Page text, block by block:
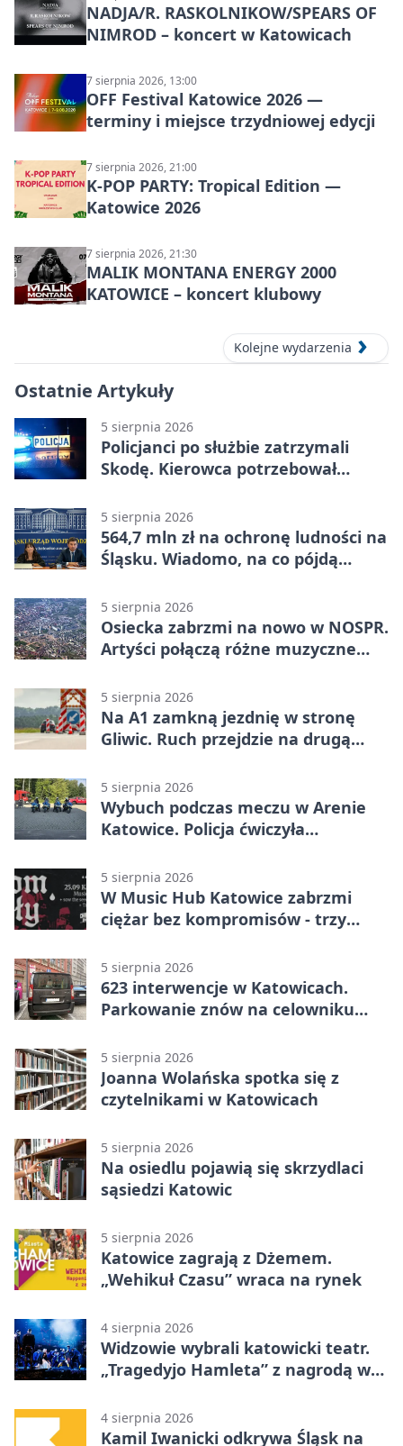
NADJA/R. RASKOLNIKOW/SPEARS OF
NIMROD – koncert w Katowicach
7 sierpnia 2026, 13:00
OFF Festival Katowice 2026 —
terminy i miejsce trzydniowej edycji
7 sierpnia 2026, 21:00
K-POP PARTY: Tropical Edition —
Katowice 2026
7 sierpnia 2026, 21:30
MALIK MONTANA ENERGY 2000
KATOWICE – koncert klubowy
Kolejne wydarzenia
Ostatnie Artykuły
5 sierpnia 2026
Policjanci po służbie zatrzymali
Skodę. Kierowca potrzebował
5 sierpnia 2026
564,7 mln zł na ochronę ludności na
Śląsku. Wiadomo, na co pójdą
5 sierpnia 2026
Osiecka zabrzmi na nowo w NOSPR.
Artyści połączą różne muzyczne
5 sierpnia 2026
Na A1 zamkną jezdnię w stronę
Gliwic. Ruch przejdzie na drugą
5 sierpnia 2026
Wybuch podczas meczu w Arenie
Katowice. Policja ćwiczyła
5 sierpnia 2026
W Music Hub Katowice zabrzmi
ciężar bez kompromisów - trzy
5 sierpnia 2026
623 interwencje w Katowicach.
Parkowanie znów na celowniku
5 sierpnia 2026
Joanna Wolańska spotka się z
czytelnikami w Katowicach
5 sierpnia 2026
Na osiedlu pojawią się skrzydlaci
sąsiedzi Katowic
5 sierpnia 2026
Katowice zagrają z Dżemem.
„Wehikuł Czasu” wraca na rynek
4 sierpnia 2026
Widzowie wybrali katowicki teatr.
„Tragedyjo Hamleta” z nagrodą w
4 sierpnia 2026
Kamil Iwanicki odkrywa Śląsk na